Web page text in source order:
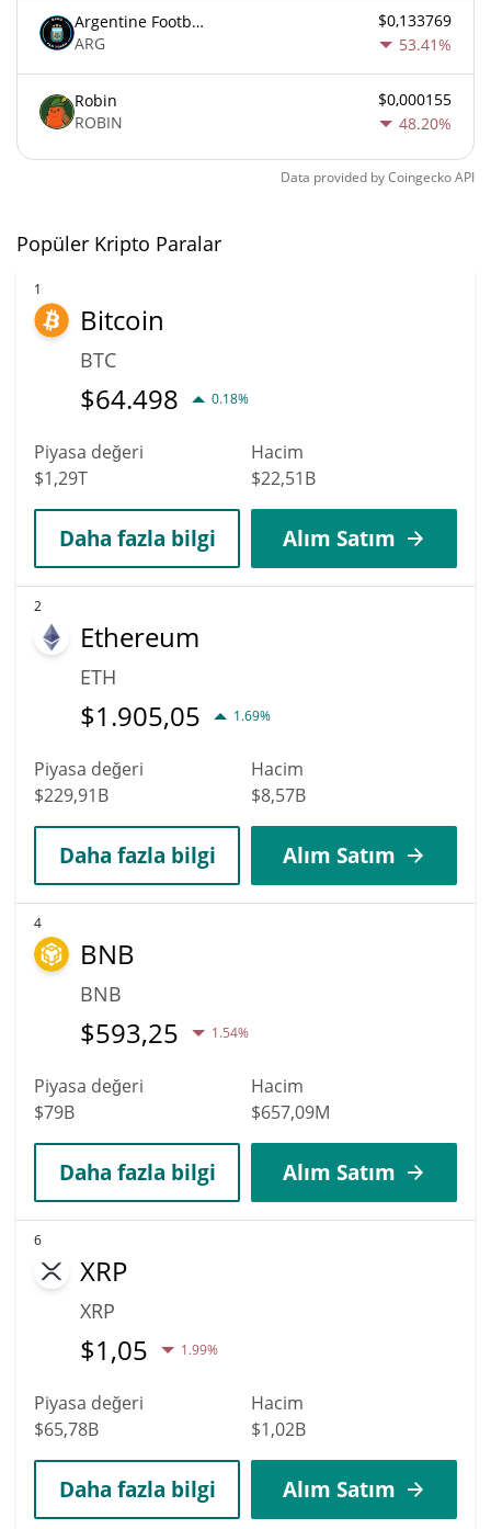
Argentine Football Association Fan Token
ARG
$0,133769
53.41%
Robin
ROBIN
$0,000155
48.20%
Data provided byCoingeckoAPI
Popüler Kripto Paralar
1
Bitcoin
BTC
$64.498 0.18%
Piyasa değeri
$1,29T
Hacim
$22,51B
Daha fazla bilgi Alım Satım
2
Ethereum
ETH
$1.905,05 1.69%
Piyasa değeri
$229,91B
Hacim
$8,57B
Daha fazla bilgi Alım Satım
4
BNB
BNB
$593,25 1.54%
Piyasa değeri
$79B
Hacim
$657,09M
Daha fazla bilgi Alım Satım
6
XRP
XRP
$1,05 1.99%
Piyasa değeri
$65,78B
Hacim
$1,02B
Daha fazla bilgi Alım Satım